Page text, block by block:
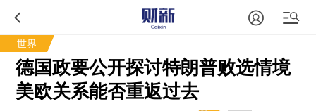
世界
德国政要公开探讨特朗普败选情境
美欧关系能否重返过去